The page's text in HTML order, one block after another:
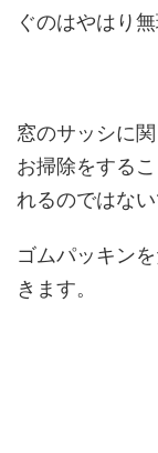
ぐのはやはり無
窓のサッシに
お掃除をする
れるのではな
ゴムパッキン
きます。